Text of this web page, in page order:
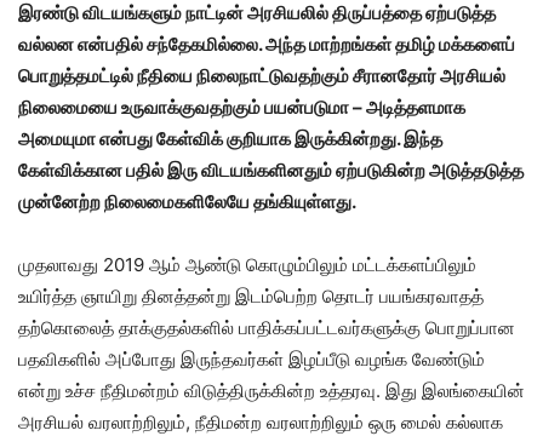
இரண்டு விடயங்களும் நாட்டின் அரசியலில் திருப்பத்தை ஏற்படுத்த
வல்லன என்பதில் சந்தேகமில்லை. அந்த மாற்றங்கள் தமிழ் மக்களைப்
பொறுத்தமட்டில் நீதியை நிலைநாட்டுவதற்கும் சீரானதோர் அரசியல்
நிலைமையை உருவாக்குவதற்கும் பயன்படுமா – அடித்தளமாக
அமையுமா என்பது கேள்விக் குறியாக இருக்கின்றது. இந்த
கேள்விக்கான பதில் இரு விடயங்களினதும் ஏற்படுகின்ற அடுத்தடுத்த
முன்னேற்ற நிலைமைகளிலேயே தங்கியுள்ளது.
முதலாவது 2019 ஆம் ஆண்டு கொழும்பிலும் மட்டக்களப்பிலும்
உயிர்த்த ஞாயிறு தினத்தன்று இடம்பெற்ற தொடர் பயங்கரவாதத்
தற்கொலைத் தாக்குதல்களில் பாதிக்கப்பட்டவர்களுக்கு பொறுப்பான
பதவிகளில் அப்போது இருந்தவர்கள் இழப்பீடு வழங்க வேண்டும்
என்று உச்ச நீதிமன்றம் விடுத்திருக்கின்ற உத்தரவு. இது இலங்கையின்
அரசியல் வரலாற்றிலும், நீதிமன்ற வரலாற்றிலும் ஒரு மைல் கல்லாக